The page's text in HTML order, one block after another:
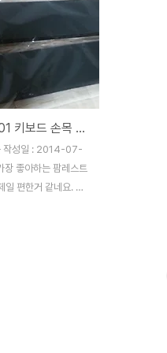
ACTTO WRS-01 키보드 손목 받침대
작성일 : 2014-07-
좋아하는 팜레스트
일 편한거 같네요. 인